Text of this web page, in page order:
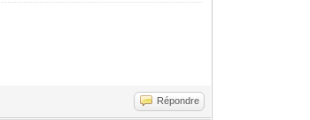
Répondre